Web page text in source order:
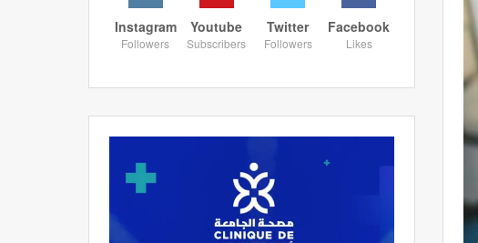
Facebook
Likes
Twitter
Followers
Youtube
Subscribers
Instagram
Followers